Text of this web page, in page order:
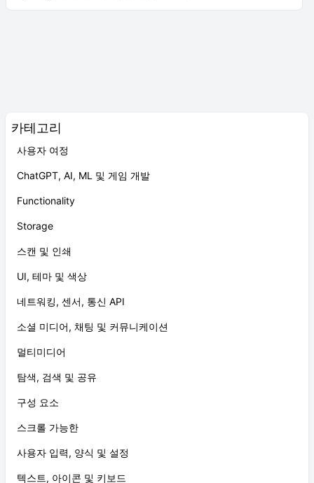
카테고리
사용자 여정
ChatGPT, AI, ML 및 게임 개발
Functionality
Storage
스캔 및 인쇄
UI, 테마 및 색상
네트워킹, 센서, 통신 API
소셜 미디어, 채팅 및 커뮤니케이션
멀티미디어
탐색, 검색 및 공유
구성 요소
스크롤 가능한
사용자 입력, 양식 및 설정
텍스트, 아이콘 및 키보드